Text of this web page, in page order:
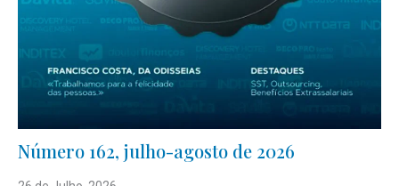
Número 162, julho-agosto de 2026